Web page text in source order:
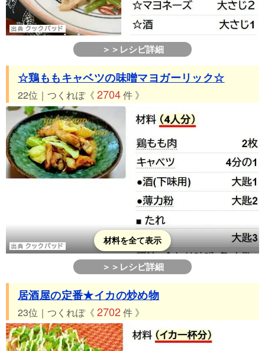
＞＞レシピ詳細
☆鶏ももキャベツの味噌マヨガーリック☆
22位｜つくれぽ《 2704件 》
材料を全て表示
＞＞レシピ詳細
居酒屋の定番★イカの炒め物
23位｜つくれぽ《 2702 件 》